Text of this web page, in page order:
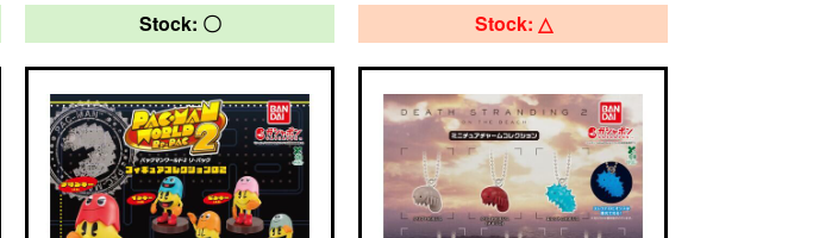
Stock: 〇 Stock: △